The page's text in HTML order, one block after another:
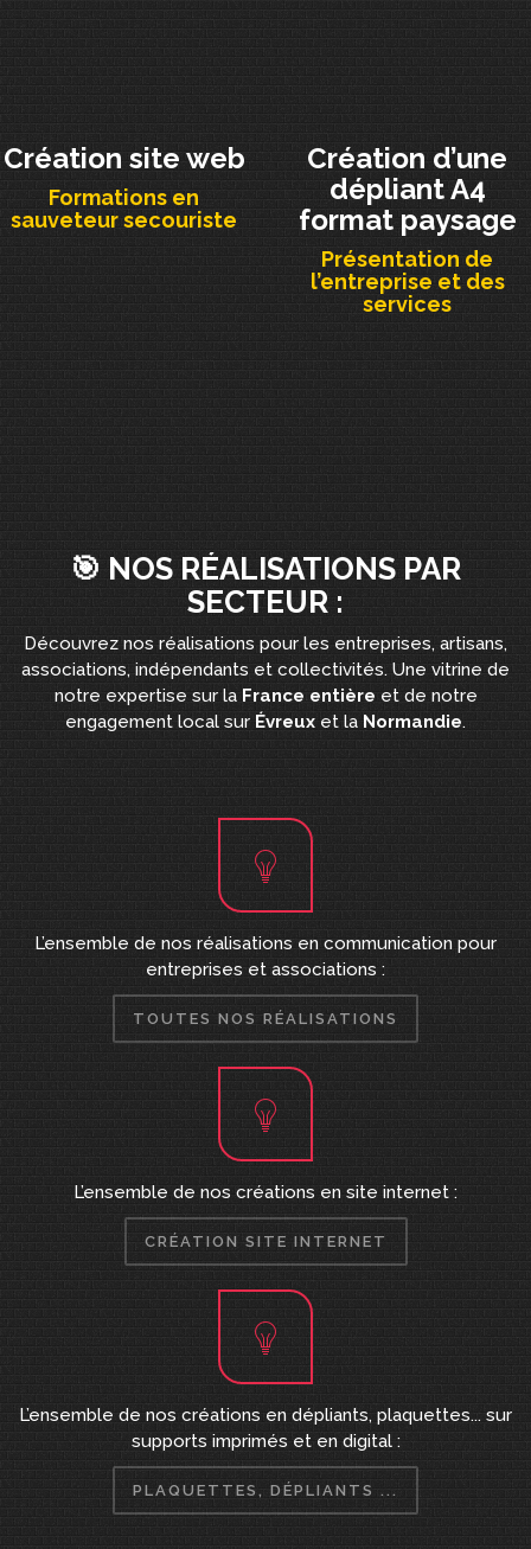
Création site web
Formations en
sauveteur secouriste
Création d’une
dépliant A4
format paysage
Présentation de
l’entreprise et des
services
🎯 NOS RÉALISATIONS PAR
SECTEUR :
Découvrez nos réalisations pour les entreprises, artisans,
associations, indépendants et collectivités. Une vitrine de
notre expertise sur la France entière et de notre
engagement local sur Évreux et la Normandie.
L’ensemble de nos réalisations en communication pour
entreprises et associations :
TOUTES NOS RÉALISATIONS
L’ensemble de nos créations en site internet :
CRÉATION SITE INTERNET
L’ensemble de nos créations en dépliants, plaquettes... sur
supports imprimés et en digital :
PLAQUETTES, DÉPLIANTS ...